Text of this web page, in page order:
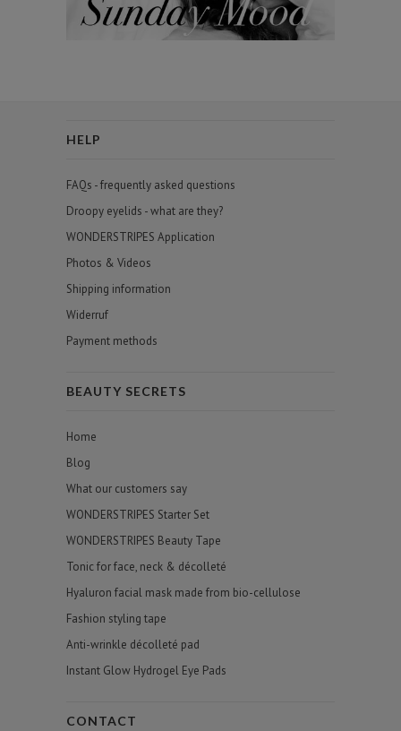
HELP
FAQs - frequently asked questions
Droopy eyelids - what are they?
WONDERSTRIPES Application
Photos & Videos
Shipping information
Widerruf
Payment methods
BEAUTY SECRETS
Home
Blog
What our customers say
WONDERSTRIPES Starter Set
WONDERSTRIPES Beauty Tape
Tonic for face, neck & décolleté
Hyaluron facial mask made from bio-cellulose
Fashion styling tape
Anti-wrinkle décolleté pad
Instant Glow Hydrogel Eye Pads
CONTACT